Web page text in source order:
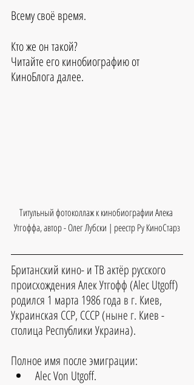
Всему своё время.
Кто же он такой?
Читайте его кинобиографию от
КиноБлога далее.
Титульный фотоколлаж к кинобиографии Алека
Утгоффа, автор - Олег Лубски | реестр Ру КиноСтарз
Британский кино- и ТВ актёр русского
происхождения Алек Утгофф (Alec Utgoff)
родился 1 марта 1986 года в г. Киев,
Украинская ССР, СССР (ныне г. Киев -
столица Республики Украина).
Полное имя после эмиграции:
Alec Von Utgoff.